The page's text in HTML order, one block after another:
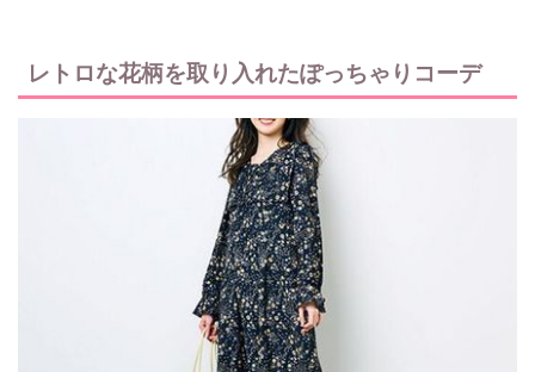
レトロな花柄を取り入れたぽっちゃりコーデ